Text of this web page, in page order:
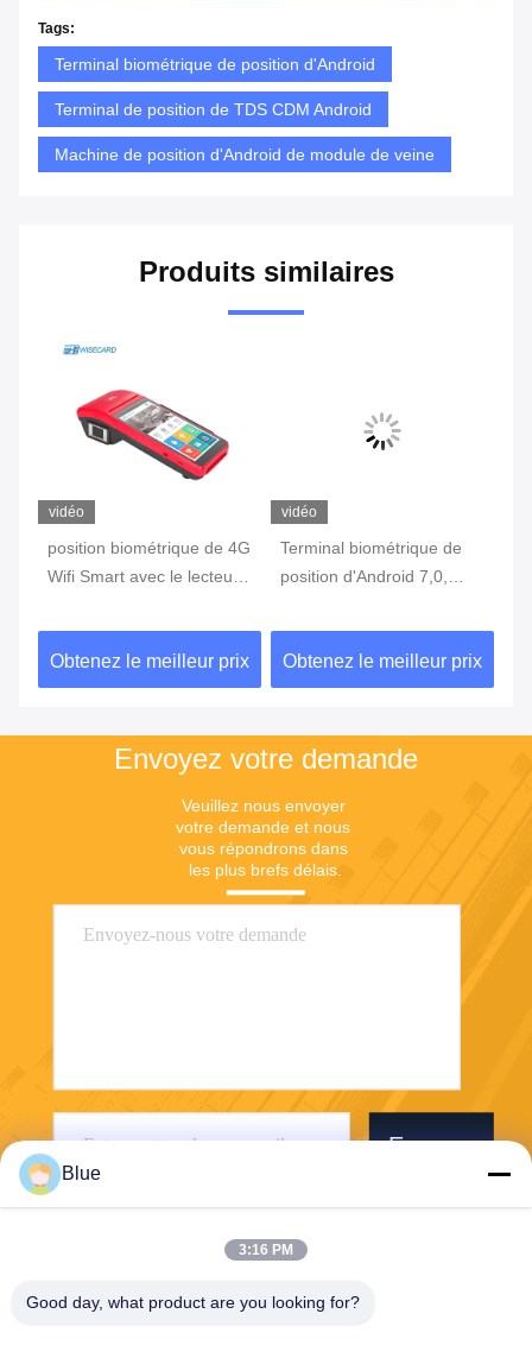
Tags:
Terminal biométrique de position d'Android
Terminal de position de TDS CDM Android
Machine de position d'Android de module de veine
Produits similaires
vidéo
position biométrique de 4G
Wifi Smart avec le lecteur
Touch Screen
Obtenez le meilleur prix
vidéo
Terminal biométrique de
position d'Android 7,0,
position avec l'imprimante
Built In Battery
Obtenez le meilleur prix
Envoyez votre demande
Veuillez nous envoyer
votre demande et nous
vous répondrons dans
les plus brefs délais.
Envoyer
Blue
3:16 PM
Good day, what product are you looking for?